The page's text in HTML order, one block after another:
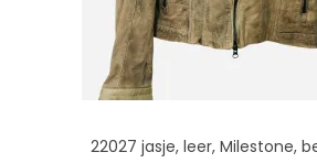
22027 jasje, leer, Milestone,